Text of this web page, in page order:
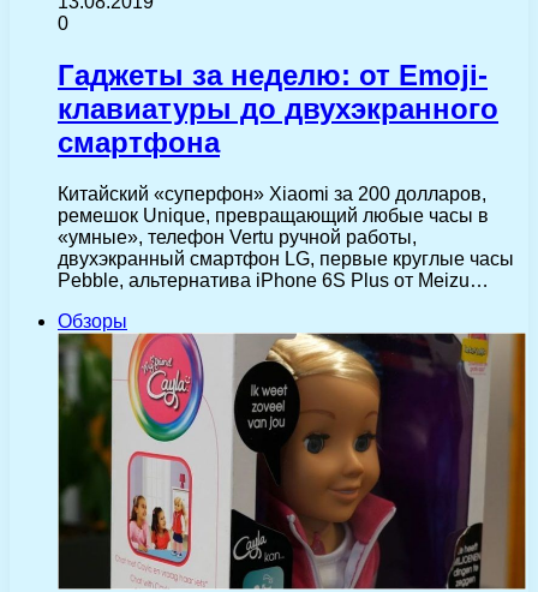
0
Гаджеты за неделю: от Emoji-
клавиатуры до двухэкранного
смартфона
Китайский «суперфон» Xiaomi за 200 долларов,
ремешок Unique, превращающий любые часы в
«умные», телефон Vertu ручной работы,
двухэкранный смартфон LG, первые круглые часы
Pebble, альтернатива iPhone 6S Plus от Meizu…
Обзоры